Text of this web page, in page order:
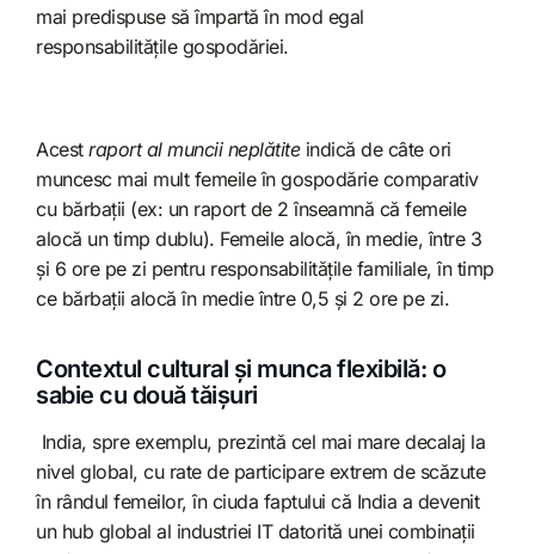
mai predispuse să împartă în mod egal
responsabilitățile gospodăriei.
Acest raport al muncii neplătite indică de câte ori
muncesc mai mult femeile în gospodărie comparativ
cu bărbații (ex: un raport de 2 înseamnă că femeile
alocă un timp dublu). Femeile alocă, în medie, între 3
și 6 ore pe zi pentru responsabilitățile familiale, în timp
ce bărbații alocă în medie între 0,5 și 2 ore pe zi.
Contextul cultural și munca flexibilă: o
sabie cu două tăișuri
India, spre exemplu, prezintă cel mai mare decalaj la
nivel global, cu rate de participare extrem de scăzute
în rândul femeilor, în ciuda faptului că India a devenit
un hub global al industriei IT datorită unei combinații